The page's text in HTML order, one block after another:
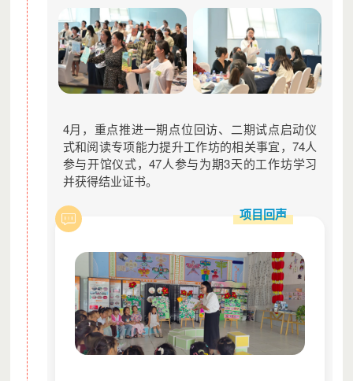
4月，重点推进一期点位回访、二期试点启动仪
式和阅读专项能力提升工作坊的相关事宜，74人
参与开馆仪式，47人参与为期3天的工作坊学习
并获得结业证书。
项目回声